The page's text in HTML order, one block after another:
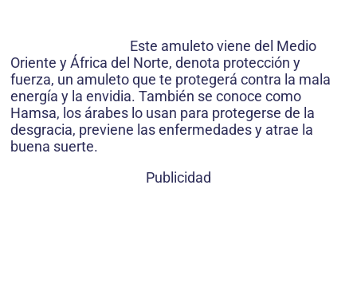
Este amuleto viene del Medio
Oriente y África del Norte, denota protección y
fuerza, un amuleto que te protegerá contra la mala
energía y la envidia. También se conoce como
Hamsa, los árabes lo usan para protegerse de la
desgracia, previene las enfermedades y atrae la
buena suerte.
Publicidad